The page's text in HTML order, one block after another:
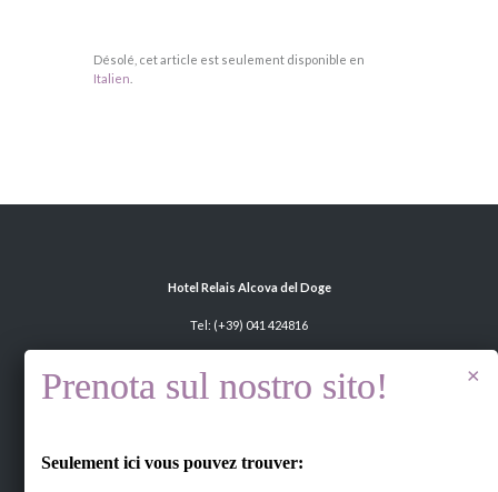
Désolé, cet article est seulement disponible en
Italien
Hotel Relais Alcova del Doge
Tel: (+39) 041 424816
Venezia ITALY
Seulement ici vous pouvez trouver: